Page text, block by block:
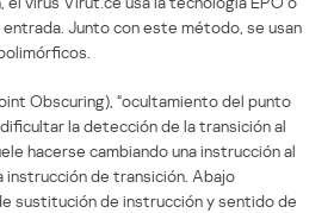
Junto con este método, se usan
Obscuring), “ocultamiento del punto
la detección de la transición al
hacerse cambiando una instrucción al
instrucción de transición. Abajo
sustitución de instrucción y sentido de